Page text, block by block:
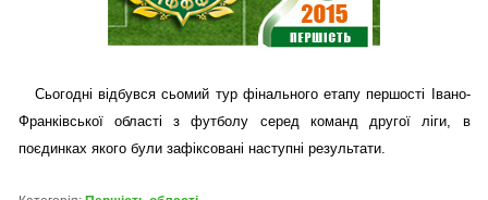
Сьогодні відбувся сьомий тур фінального етапу першості Івано-
Франківської області з футболу серед команд другої ліги, в
поєдинках якого були зафіксовані наступні результати.